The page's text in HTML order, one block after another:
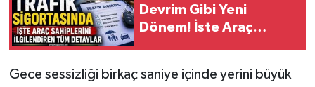
Devrim Gibi Yeni
Dönem! İste Araç
Gece sessizliği birkaç saniye içinde yerini büyük